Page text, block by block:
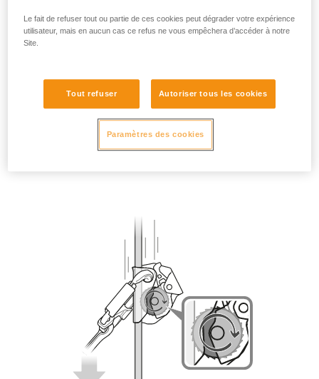
Le fait de refuser tout ou partie de ces cookies peut dégrader votre expérience
utilisateur, mais en aucun cas ce refus ne vous empêchera d’accéder à notre
Site.
Tout refuser Autoriser tous les cookies
Paramètres des cookies